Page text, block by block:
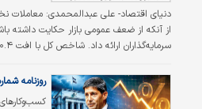
دنیای اقتصاد- علی عبدالمحمدی: معاملات
از آنکه از ضعف عمومی بازار حکایت داشته
برتری خود را نسبت به نماگر اصلی بازار به
یافته که طی ۲روز اخیر شاخص کل در
روزنامه شماره